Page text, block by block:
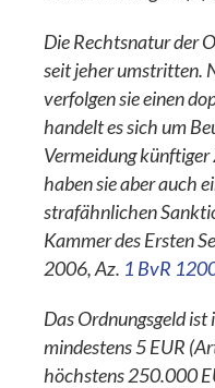
Die Rechtsnatur der
seit jeher umstritten.
verfolgen sie einen
handelt es sich um
Vermeidung
haben sie aber auch
strafähnlichen
Kammer des Ersten
2006, Az. 1 BvR
Das Ordnungsgeld
mindestens 5 EUR
höchstens 250.000